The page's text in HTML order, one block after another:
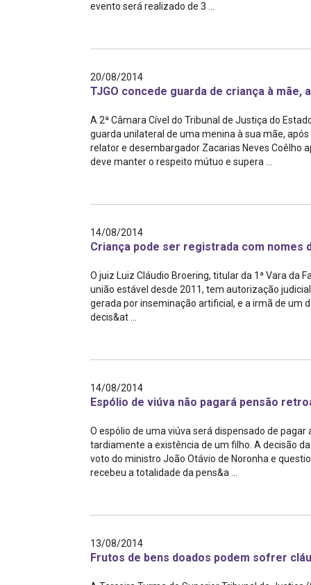
evento será realizado de 3 ...
20/08/2014
TJGO concede guarda de criança à
A 2ª Câmara Cível do Tribunal de Justiça do
guarda unilateral de uma menina à sua mãe,
relator e desembargador Zacarias Neves Coêlho
deve manter o respeito mútuo e supera ...
14/08/2014
Criança pode ser registrada com nomes
O juiz Luiz Cláudio Broering, titular da 1ª Vara da
união estável desde 2011, tem autorização
gerada por inseminação artificial, e a irmã de um
decis&at ...
14/08/2014
Espólio de viúva não pagará pensão
O espólio de uma viúva será dispensado de
tardiamente a existência de um filho. A decisão
voto do ministro João Otávio de Noronha e
recebeu a totalidade da pens&a ...
13/08/2014
Frutos de bens doados podem sofrer